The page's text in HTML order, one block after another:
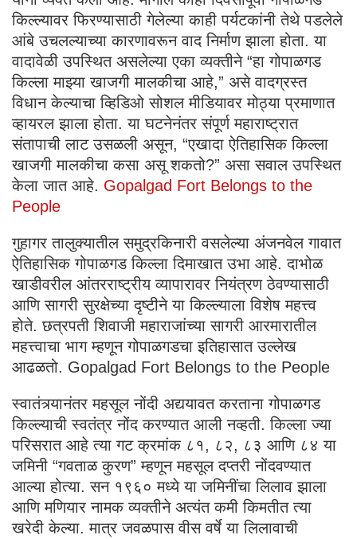
किल्ल्यावर फिरण्यासाठी गेलेल्या काही पर्यटकांनी तेथे पडलेले
आंबे उचलल्याच्या कारणावरून वाद निर्माण झाला होता. या
वादावेळी उपस्थित असलेल्या एका व्यक्तीने “हा गोपाळगड
किल्ला माझ्या खाजगी मालकीचा आहे,” असे वादग्रस्त
विधान केल्याचा व्हिडिओ सोशल मीडियावर मोठ्या प्रमाणात
व्हायरल झाला होता. या घटनेनंतर संपूर्ण महाराष्ट्रात
संतापाची लाट उसळली असून, “एखादा ऐतिहासिक किल्ला
खाजगी मालकीचा कसा असू शकतो?” असा सवाल उपस्थित
केला जात आहे. Gopalgad Fort Belongs to the
People
गुहागर तालुक्यातील समुद्रकिनारी वसलेल्या अंजनवेल गावात
ऐतिहासिक गोपाळगड किल्ला दिमाखात उभा आहे. दाभोळ
खाडीवरील आंतरराष्ट्रीय व्यापारावर नियंत्रण ठेवण्यासाठी
आणि सागरी सुरक्षेच्या दृष्टीने या किल्ल्याला विशेष महत्त्व
होते. छत्रपती शिवाजी महाराजांच्या सागरी आरमारातील
महत्त्वाचा भाग म्हणून गोपाळगडचा इतिहासात उल्लेख
आढळतो. Gopalgad Fort Belongs to the People
स्वातंत्र्यानंतर महसूल नोंदी अद्ययावत करताना गोपाळगड
किल्ल्याची स्वतंत्र नोंद करण्यात आली नव्हती. किल्ला ज्या
परिसरात आहे त्या गट क्रमांक ८१, ८२, ८३ आणि ८४ या
जमिनी “गवताळ कुरण” म्हणून महसूल दप्तरी नोंदवण्यात
आल्या होत्या. सन १९६० मध्ये या जमिनींचा लिलाव झाला
आणि मणियार नामक व्यक्तीने अत्यंत कमी किमतीत त्या
खरेदी केल्या. मात्र जवळपास वीस वर्षे या लिलावाची